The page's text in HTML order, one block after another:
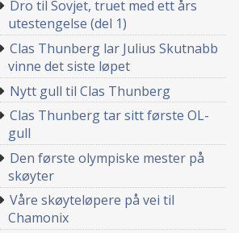
Dro til Sovjet, truet med ett års
utestengelse (del 1)
Clas Thunberg lar Julius Skutnabb
vinne det siste løpet
Nytt gull til Clas Thunberg
Clas Thunberg tar sitt første OL-
gull
Den første olympiske mester på
skøyter
Våre skøyteløpere på vei til
Chamonix